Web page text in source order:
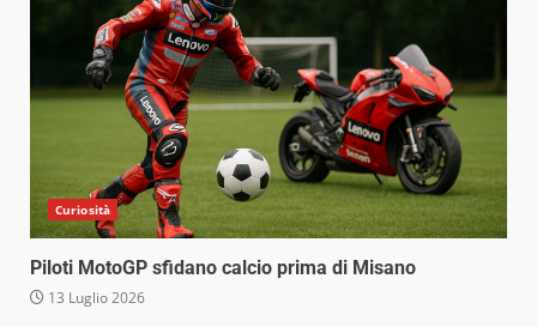
Curiosità
Piloti MotoGP sfidano calcio prima di Misano
13 Luglio 2026